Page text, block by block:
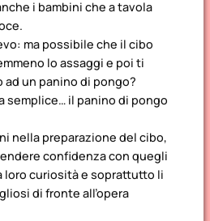
i bambini che a tavola
ma possibile che il cibo
lo assaggi e poi ti
ad un panino di pongo?
semplice… il panino di pongo
nella preparazione del cibo,
confidenza con quegli
loro curiosità e soprattutto li
di fronte all’opera